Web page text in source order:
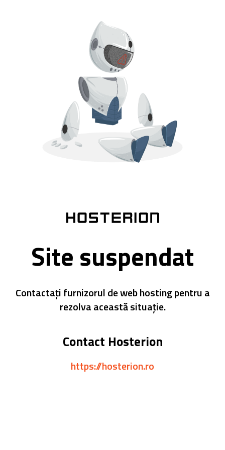
Site suspendat
Contactați furnizorul de web hosting pentru a
rezolva această situație.
Contact Hosterion
https://hosterion.ro